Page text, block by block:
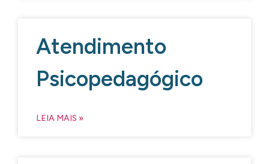
Atendimento
Psicopedagógico
LEIA MAIS »